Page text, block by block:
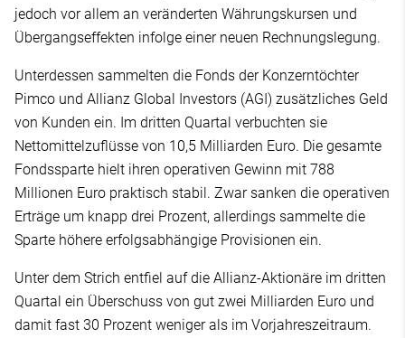
jedoch vor allem an veränderten Währungskursen und
Übergangseffekten infolge einer neuen Rechnungslegung.
Unterdessen sammelten die Fonds der Konzerntöchter
Pimco und Allianz Global Investors (AGI) zusätzliches Geld
von Kunden ein. Im dritten Quartal verbuchten sie
Nettomittelzuflüsse von 10,5 Milliarden Euro. Die gesamte
Fondssparte hielt ihren operativen Gewinn mit 788
Millionen Euro praktisch stabil. Zwar sanken die operativen
Erträge um knapp drei Prozent, allerdings sammelte die
Sparte höhere erfolgsabhängige Provisionen ein.
Unter dem Strich entfiel auf die Allianz-Aktionäre im dritten
Quartal ein Überschuss von gut zwei Milliarden Euro und
damit fast 30 Prozent weniger als im Vorjahreszeitraum.